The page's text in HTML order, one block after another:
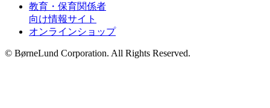
教育・保育関係者
向け情報サイト
オンラインショップ
© BørneLund Corporation. All Rights Reserved.